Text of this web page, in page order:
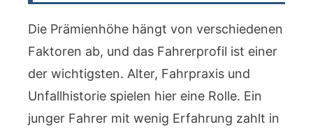
Die Prämienhöhe hängt von verschiedenen
Faktoren ab, und das Fahrerprofil ist einer
der wichtigsten. Alter, Fahrpraxis und
Unfallhistorie spielen hier eine Rolle. Ein
junger Fahrer mit wenig Erfahrung zahlt in